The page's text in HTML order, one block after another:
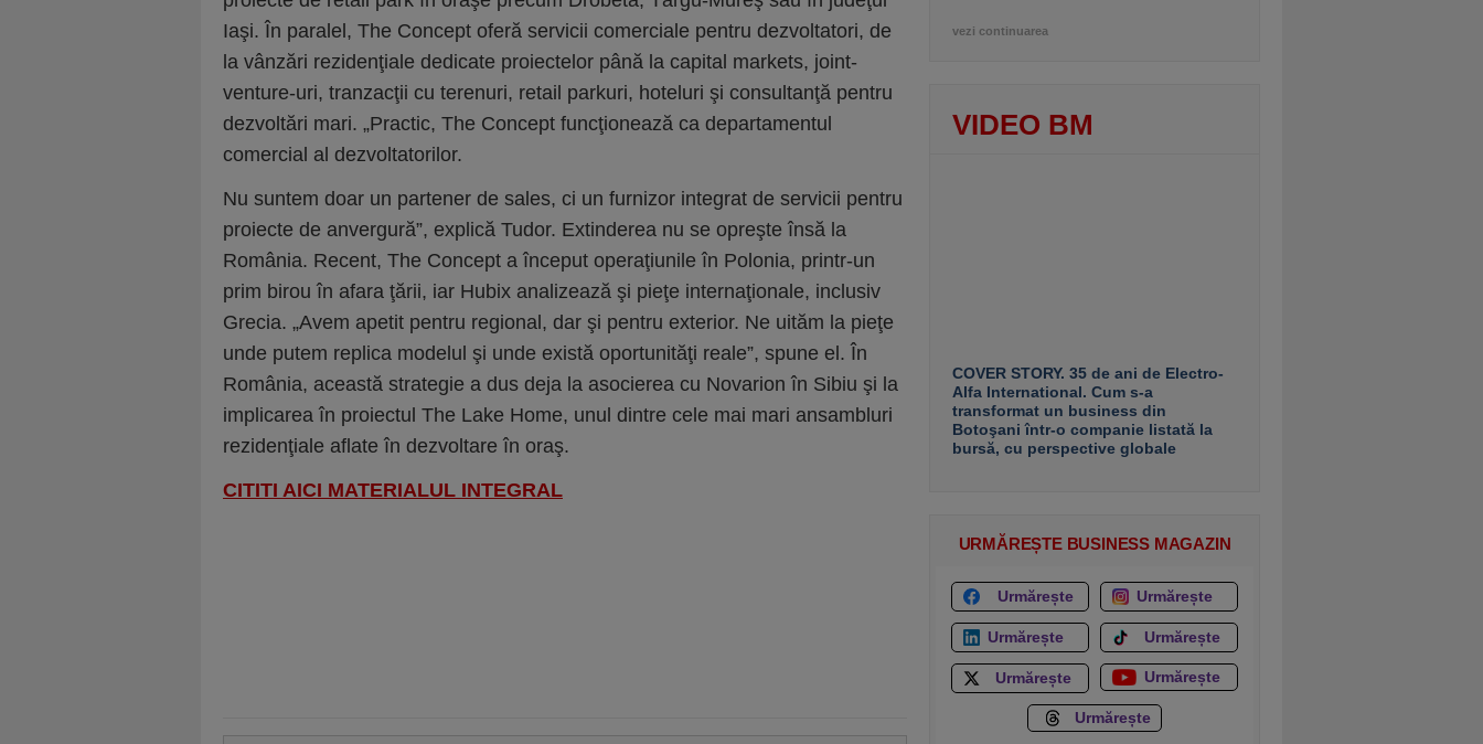
Iaşi. În paralel, The Concept oferă servicii comerciale pentru dezvoltatori, de
la vânzări rezidenţiale dedicate proiectelor până la capital markets, joint-
venture-uri, tranzacţii cu terenuri, retail parkuri, hoteluri şi consultanţă pentru
dezvoltări mari. „Practic, The Concept funcţionează ca departamentul
comercial al dezvoltatorilor.
Nu suntem doar un partener de sales, ci un furnizor integrat de servicii pentru
proiecte de anvergură”, explică Tudor. Extinderea nu se opreşte însă la
România. Recent, The Concept a început operaţiunile în Polonia, printr-un
prim birou în afara ţării, iar Hubix analizează şi pieţe internaţionale, inclusiv
Grecia. „Avem apetit pentru regional, dar şi pentru exterior. Ne uităm la pieţe
unde putem replica modelul şi unde există oportunităţi reale”, spune el. În
România, această strategie a dus deja la asocierea cu Novarion în Sibiu şi la
implicarea în proiectul The Lake Home, unul dintre cele mai mari ansambluri
rezidenţiale aflate în dezvoltare în oraş.
CITITI AICI MATERIALUL INTEGRAL
vezi continuarea
VIDEO BM
COVER STORY. 35 de ani de Electro-
Alfa International. Cum s-a
transformat un business din
Botoşani într-o companie listată la
bursă, cu perspective globale
URMĂREȘTE BUSINESS MAGAZIN
Urmărește Urmărește
Urmărește Urmărește
Urmărește Urmărește
Urmărește